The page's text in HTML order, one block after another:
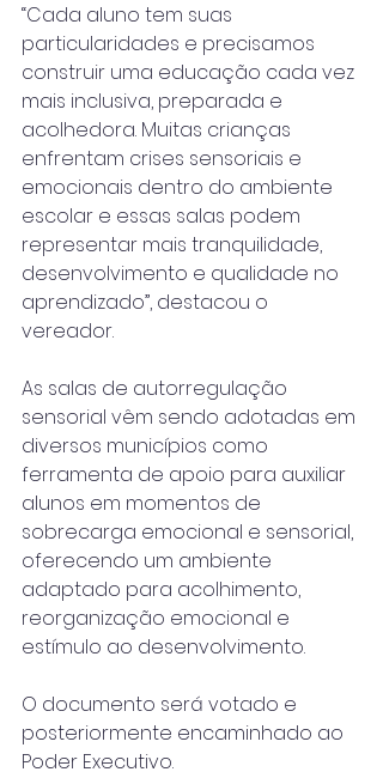
“Cada aluno tem suas
particularidades e precisamos
construir uma educação cada vez
mais inclusiva, preparada e
acolhedora. Muitas crianças
enfrentam crises sensoriais e
emocionais dentro do ambiente
escolar e essas salas podem
representar mais tranquilidade,
desenvolvimento e qualidade no
aprendizado”, destacou o
vereador.
As salas de autorregulação
sensorial vêm sendo adotadas em
diversos municípios como
ferramenta de apoio para auxiliar
alunos em momentos de
sobrecarga emocional e sensorial,
oferecendo um ambiente
adaptado para acolhimento,
reorganização emocional e
estímulo ao desenvolvimento.
O documento será votado e
posteriormente encaminhado ao
Poder Executivo.